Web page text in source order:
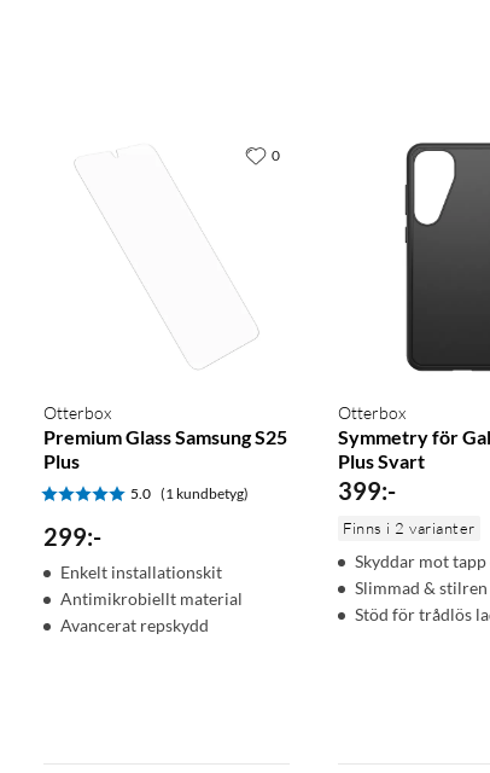
Otterbox
Premium Glass Samsung S25
Plus
5.0 (1 kundbetyg)
299:-
Enkelt installationskit
Antimikrobiellt material
Avancerat repskydd
0
Otterbox
Symmetry för
Plus Svart
399:-
Finns i 2 varianter
Skyddar mot
Slimmad & stilren
Stöd för trådlös